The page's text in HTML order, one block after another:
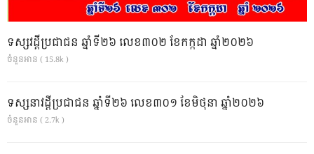
ទស្សវដ្តីប្រជាជន ឆ្នាំទី២៦ លេខ៣០២ ខែកក្កដា ឆ្នាំ២០២៦
ចំនួនអាន ( 15.8k )
ទស្សនាវដ្ដីប្រជាជន ឆ្នាំទី២៦ លេខ៣០១ ខែមិថុនា ឆ្នាំ២០២៦
ចំនួនអាន ( 2.7k )